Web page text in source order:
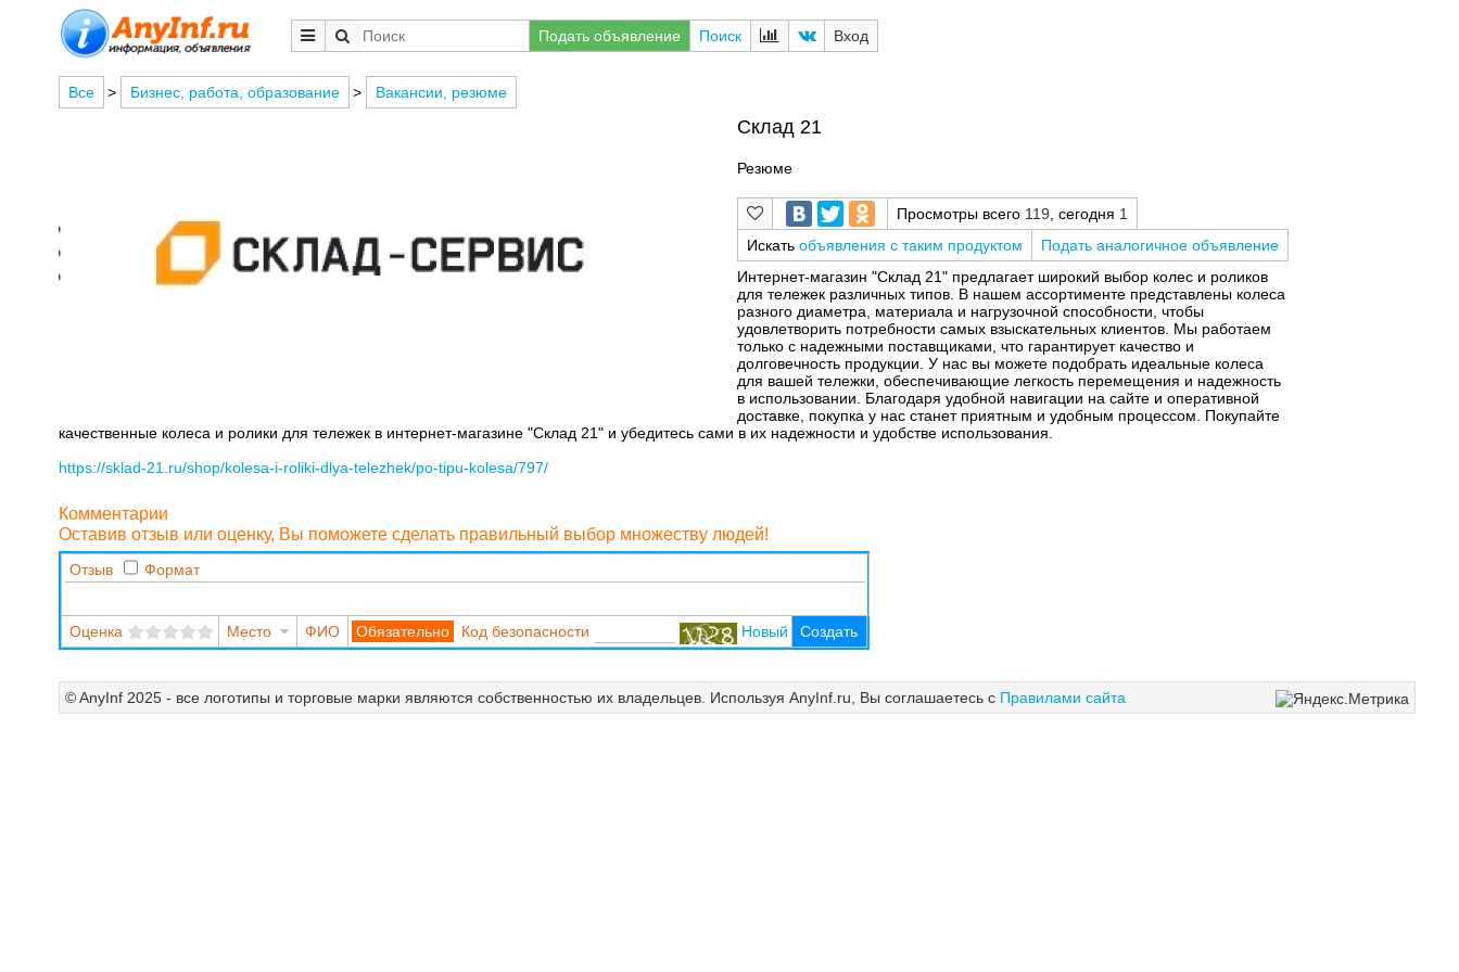
Подать объявление Поиск Вход
Все > Бизнес, работа, образование > Вакансии, резюме
Склад 21
Резюме
Просмотры всего 119 , сегодня 1
Искать объявления с таким продуктом
Подать аналогичное объявление
Интернет-магазин "Склад 21" предлагает широкий выбор колес и роликов
для тележек различных типов. В нашем ассортименте представлены колеса
разного диаметра, материала и нагрузочной способности, чтобы
удовлетворить потребности самых взыскательных клиентов. Мы работаем
только с надежными поставщиками, что гарантирует качество и
долговечность продукции. У нас вы можете подобрать идеальные колеса
для вашей тележки, обеспечивающие легкость перемещения и надежность
в использовании. Благодаря удобной навигации на сайте и оперативной
доставке, покупка у нас станет приятным и удобным процессом. Покупайте
качественные колеса и ролики для тележек в интернет-магазине "Склад 21" и убедитесь сами в их надежности и удобстве использования.
https://sklad-21.ru/shop/kolesa-i-roliki-dlya-telezhek/po-tipu-kolesa/797/
Комментарии
Оставив отзыв или оценку, Вы поможете сделать правильный выбор множеству людей!
Отзыв Формат
Оценка Место ФИО Код безопасности Новый Создать
© AnyInf 2025 - все логотипы и торговые марки являются собственностью их владельцев. Используя AnyInf.ru, Вы соглашаетесь с Правилами сайта